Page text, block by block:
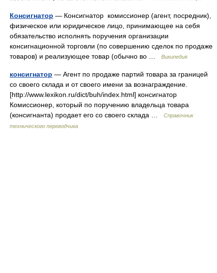
Консигнатор — Консигнатор комиссионер (агент, посредник),
физическое или юридическое лицо, принимающее на себя
обязательство исполнять поручения организации
консигнационной торговли (по совершению сделок по продаже
товаров) и реализующее товар (обычно во …
Википедия
консигнатор — Агент по продаже партий товара за границей
со своего склада и от своего имени за вознаграждение.
[http://www.lexikon.ru/dict/buh/index.html] консигнатор
Комиссионер, который по поручению владельца товара
(консигнанта) продает его со своего склада …
Справочник
технического переводчика